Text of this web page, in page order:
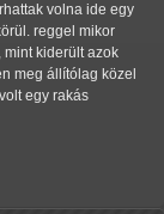
volna ide egy
reggel mikor
mint kiderült azok
meg állítólag közel
egy rakás